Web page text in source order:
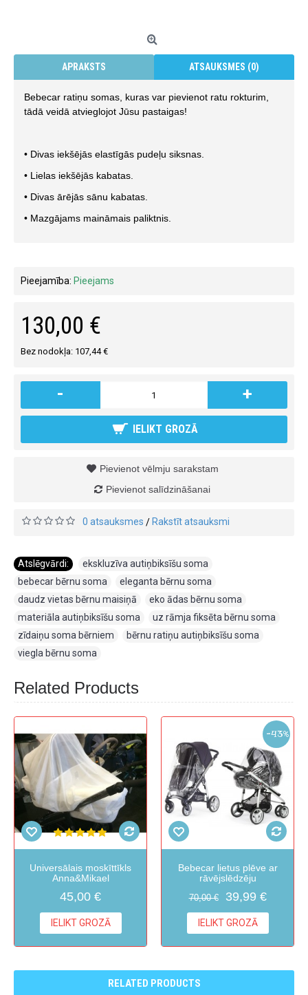
APRAKSTS ATSAUKSMES (0)
Bebecar ratiņu somas, kuras var pievienot ratu rokturim,
tādā veidā atvieglojot Jūsu pastaigas!
• Divas iekšējās elastīgās pudeļu siksnas.
• Lielas iekšējās kabatas.
• Divas ārējās sānu kabatas.
• Mazgājams maināmais paliktnis.
Pieejamība: Pieejams
130,00 €
Bez nodokļa: 107,44 €
- +
IELIKT GROZĀ
Pievienot vēlmju sarakstam
Pievienot salīdzināšanai
0 atsauksmes / Rakstīt atsauksmi
Atslēgvārdi: ekskluzīva autiņbiksīšu soma
bebecar bērnu soma
eleganta bērnu soma
daudz vietas bērnu maisiņā
eko ādas bērnu soma
materiāla autiņbiksīšu soma
uz rāmja fiksēta bērnu soma
zīdaiņu soma bērniem
bērnu ratiņu autiņbiksīšu soma
viegla bērnu soma
Related Products
Universālais moskīttīkls
Anna&Mikael
45,00 €
IELIKT GROZĀ
-43%
Bebecar lietus plēve ar
rāvējslēdzēju
70,00 € 39,99 €
IELIKT GROZĀ
RELATED PRODUCTS